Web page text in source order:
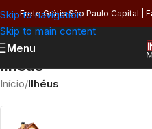
Skip to navigation
Skip to main content
Frete Grátis São Paulo Capital |
Menu
Ilhéus
Início/Ilhéus